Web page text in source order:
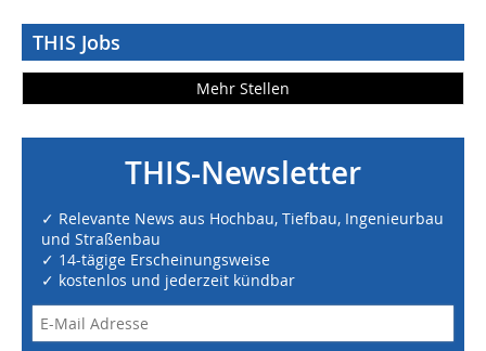
THIS Jobs
Mehr Stellen
THIS-Newsletter
✓ Relevante News aus Hochbau, Tiefbau, Ingenieurbau
und Straßenbau
✓ 14-tägige Erscheinungsweise
✓ kostenlos und jederzeit kündbar